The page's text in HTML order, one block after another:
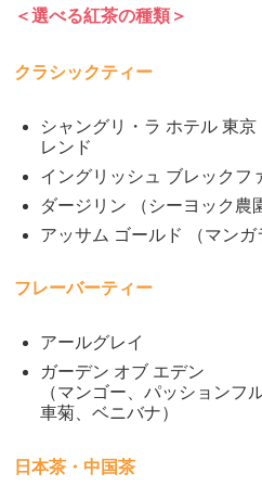
＜選べる紅茶の種類＞
クラシックティー
シャングリ・ラ ホテル 東
レンド
イングリッシュ ブレックフ
ダージリン （シーヨック農
アッサム ゴールド （マンガ
フレーバーティー
アールグレイ
ガーデン オブ エデン
（マンゴー、パッションフ
車菊、ベニバナ）
日本茶・中国茶